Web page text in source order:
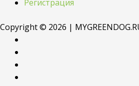
Регистрация
Copyright © 2026 |